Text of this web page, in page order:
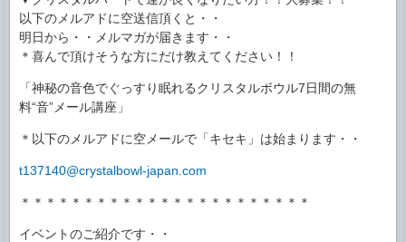
以下のメルアドに空送信頂くと・・
明日から・・メルマガが届きます・・
＊喜んで頂けそうな方にだけ教えてください！！
「神秘の音色でぐっすり眠れるクリスタルボウル7日間の無
料“音”メール講座」
＊以下のメルアドに空メールで「キセキ」は始まります・・
t137140@crystalbowl-japan.com
＊＊＊＊＊＊＊＊＊＊＊＊＊＊＊＊＊＊＊＊＊＊＊
イベントのご紹介です・・